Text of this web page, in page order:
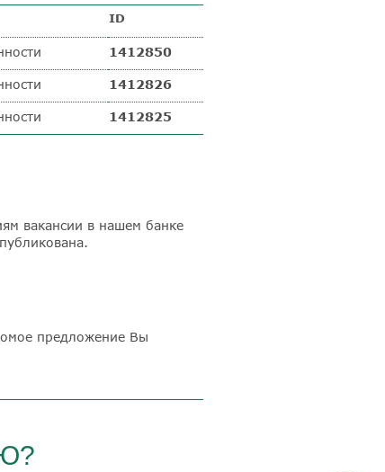
ID
1412850
1412826
1412825
вакансии в нашем банке
предложение Вы